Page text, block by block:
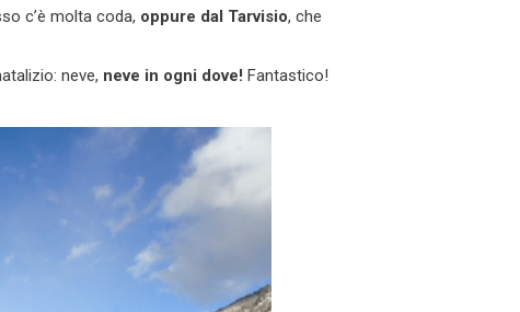
c’è molta coda, oppure dal Tarvisio, che
neve, neve in ogni dove! Fantastico!